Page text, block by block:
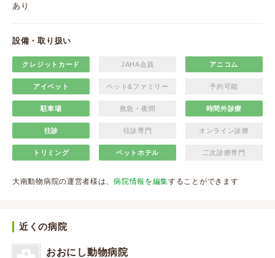
あり
設備・取り扱い
クレジットカード JAHA会員 アニコム
アイペット ペット&ファミリー 予約可能
駐車場 救急・夜間 時間外診療
往診 往診専門 オンライン診療
トリミング ペットホテル 二次診療専門
大南動物病院の運営者様は、病院情報を編集することができます
近くの病院
おおにし動物病院